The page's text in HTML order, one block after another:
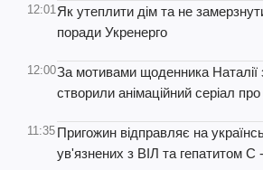
12:01Як утеплити дім та не
поради Укренерго
12:00За мотивами щоденника Наталії
створили анімаційний серіал
11:35 Пригожин відправляє на
ув'язнених з ВІЛ та гепатитом С